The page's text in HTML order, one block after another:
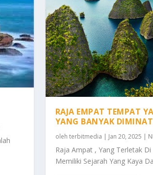
RAJA EMPAT TEMPAT
YANG BANYAK
oleh terbitmedia | Jan 20, 2025 |
Raja Ampat , Yang Terletak
Memiliki Sejarah Yang Kaya